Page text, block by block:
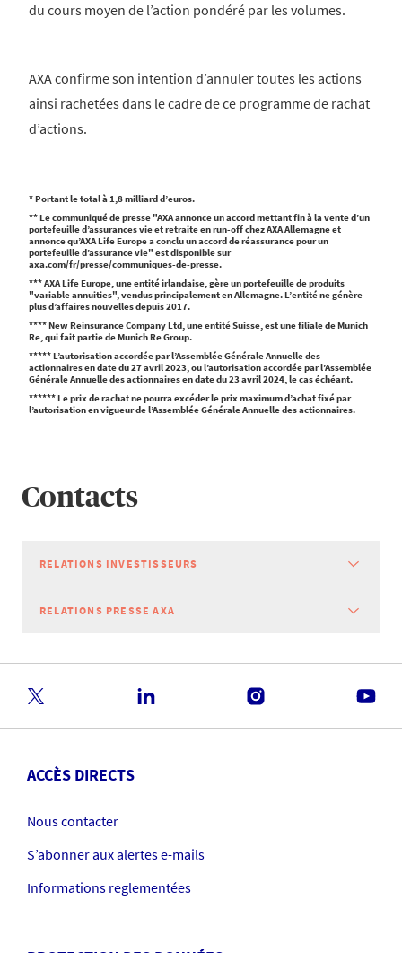
du cours moyen de l’action pondéré par les volumes.
AXA confirme son intention d’annuler toutes les actions
ainsi rachetées dans le cadre de ce programme de rachat
d’actions.
* Portant le total à 1,8 milliard d’euros.
** Le communiqué de presse "AXA annonce un accord mettant fin à la vente d’un
portefeuille d’assurances vie et retraite en run-off chez AXA Allemagne et
annonce qu’AXA Life Europe a conclu un accord de réassurance pour un
portefeuille d’assurance vie" est disponible sur
axa.com/fr/presse/communiques-de-presse.
*** AXA Life Europe, une entité irlandaise, gère un portefeuille de produits
"variable annuities", vendus principalement en Allemagne. L’entité ne génère
plus d’affaires nouvelles depuis 2017.
**** New Reinsurance Company Ltd, une entité Suisse, est une filiale de Munich
Re, qui fait partie de Munich Re Group.
***** L’autorisation accordée par l’Assemblée Générale Annuelle des
actionnaires en date du 27 avril 2023, ou l’autorisation accordée par l’Assemblée
Générale Annuelle des actionnaires en date du 23 avril 2024, le cas échéant.
****** Le prix de rachat ne pourra excéder le prix maximum d’achat fixé par
l’autorisation en vigueur de l’Assemblée Générale Annuelle des actionnaires.
Contacts
RELATIONS INVESTISSEURS
RELATIONS PRESSE AXA
ACCÈS DIRECTS
Nous contacter
S’abonner aux alertes e-mails
Informations reglementées